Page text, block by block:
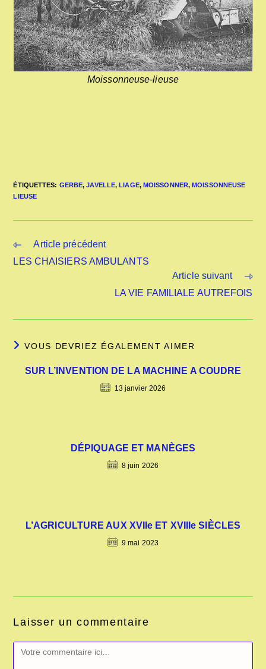
Moissonneuse-lieuse
ÉTIQUETTES: GERBE, JAVELLE, LIAGE, MOISSONNER, MOISSONNEUSE
LIEUSE
Read
articles
Article précédent
LES CHAISIERS AMBULANTS
Article suivant
LA VIE FAMILIALE AUTREFOIS
VOUS DEVRIEZ ÉGALEMENT AIMER
SUR L’INVENTION DE LA MACHINE A COUDRE
13 janvier 2026
DÉPIQUAGE ET MANÈGES
8 juin 2026
L’AGRICULTURE AUX XVIIe ET XVIIIe SIÈCLES
9 mai 2023
Laisser un commentaire
Comment